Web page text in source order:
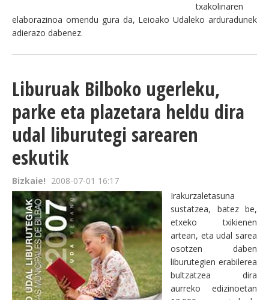
txakolinaren
elaborazinoa omendu gura da, Leioako Udaleko arduradunek
adierazo dabenez.
Liburuak Bilboko ugerleku,
parke eta plazetara heldu dira
udal liburutegi sarearen
eskutik
Bizkaie! 2008-07-01 16:17
Irakurzaletasuna
sustatzea, batez be,
etxeko txikienen
artean, eta udal sarea
osotzen daben
liburutegien erabilerea
bultzatzea dira
aurreko edizinoetan